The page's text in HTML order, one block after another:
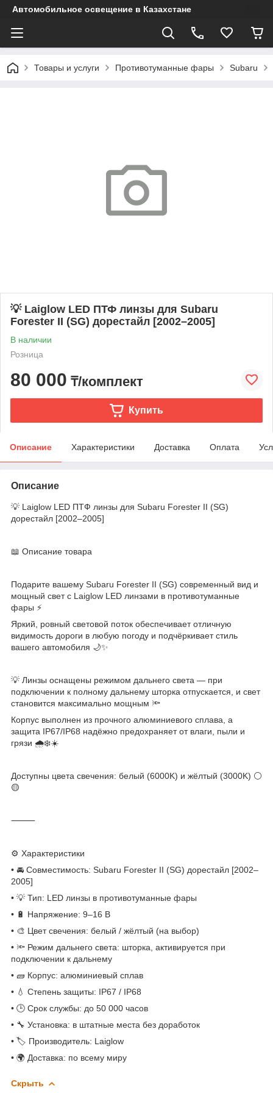
Автомобильное освещение в Казахстане
Товары и услуги Противотуманные фары Subaru
💡 Laiglow LED ПТФ линзы для Subaru
Forester II (SG) дорестайл [2002–2005]
В наличии
Розница
80 000 ₸/комплект
Купить
Описание Характеристики Доставка Оплата
Описание
💡 Laiglow LED ПТФ линзы для Subaru Forester II (SG)
дорестайл [2002–2005]
📖 Описание товара
Подарите вашему Subaru Forester II (SG) современный вид и
мощный свет с Laiglow LED линзами в противотуманные
фары ⚡
Яркий, ровный световой поток обеспечивает отличную
видимость дороги в любую погоду и подчёркивает стиль
вашего автомобиля 🌙✨
💡 Линзы оснащены режимом дальнего света — при
подключении к полному дальнему шторка отпускается, и свет
становится максимально мощным 🔦
Корпус выполнен из прочного алюминиевого сплава, а
защита IP67/IP68 надёжно предохраняет от влаги, пыли и
грязи 🌧❄️☀️
Доступны цвета свечения: белый (6000K) и жёлтый (3000K) ⚪
🟡
⸻
⚙️ Характеристики
• 🚘 Совместимость: Subaru Forester II (SG) дорестайл [2002–
2005]
• 💡 Тип: LED линзы в противотуманные фары
• 🔋 Напряжение: 9–16 В
• 🎨 Цвет свечения: белый / жёлтый (на выбор)
• 🔦 Режим дальнего света: шторка, активируется при
подключении к дальнему
• 🧱 Корпус: алюминиевый сплав
• 💧 Степень защиты: IP67 / IP68
• 🕒 Срок службы: до 50 000 часов
• 🔧 Установка: в штатные места без доработок
• 🏷 Производитель: Laiglow
• 🌍 Доставка: по всему миру
Скрыть